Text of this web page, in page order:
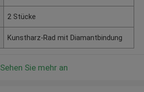
2 Stücke
Kunstharz-Rad mit Diamantbindung
Sehen Sie mehr an